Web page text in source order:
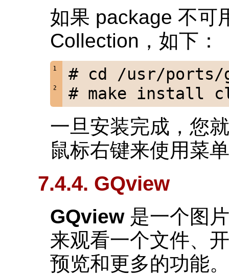
如果 package 不可
Collection，如下：
# cd /usr/ports/
# make install
一旦安装完成，您
鼠标右键来使用菜
7.4.4. GQview
GQview是一个图
来观看一个文件、
预览和更多的功能